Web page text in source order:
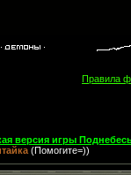
Правила
версия игры
(Помогите=))